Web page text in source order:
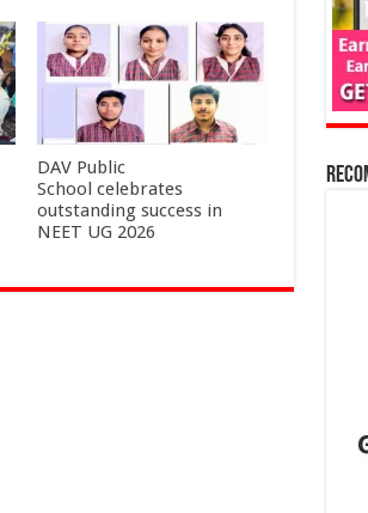
DAV Public
School celebrates
outstanding success in
NEET UG 2026